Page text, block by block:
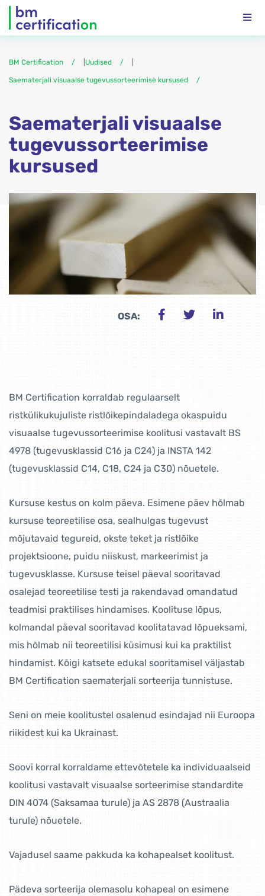
BM Certification Uudised
Saematerjali visuaalse tugevussorteerimise kursused
Saematerjali visuaalse
tugevussorteerimise
kursused
OSA:
BM Certification korraldab regulaarselt
ristkülikukujuliste ristlõikepindaladega okaspuidu
visuaalse tugevussorteerimise koolitusi vastavalt BS
4978 (tugevusklassid C16 ja C24) ja INSTA 142
(tugevusklassid C14, C18, C24 ja C30) nõuetele.
Kursuse kestus on kolm päeva. Esimene päev hõlmab
kursuse teoreetilise osa, sealhulgas tugevust
mõjutavaid tegureid, okste teket ja ristlõike
projektsioone, puidu niiskust, markeerimist ja
tugevusklasse. Kursuse teisel päeval sooritavad
osalejad teoreetilise testi ja rakendavad omandatud
teadmisi praktilises hindamises. Koolituse lõpus,
kolmandal päeval sooritavad koolitatavad lõpueksami,
mis hõlmab nii teoreetilisi küsimusi kui ka praktilist
hindamist. Kõigi katsete edukal sooritamisel väljastab
BM Certification saematerjali sorteerija tunnistuse.
Seni on meie koolitustel osalenud esindajad nii Euroopa
riikidest kui ka Ukrainast.
Soovi korral korraldame ettevõtetele ka individuaalseid
koolitusi vastavalt visuaalse sorteerimise standardite
DIN 4074 (Saksamaa turule) ja AS 2878 (Austraalia
turule) nõuetele.
Vajadusel saame pakkuda ka kohapealset koolitust.
Pädeva sorteerija olemasolu kohapeal on esimene